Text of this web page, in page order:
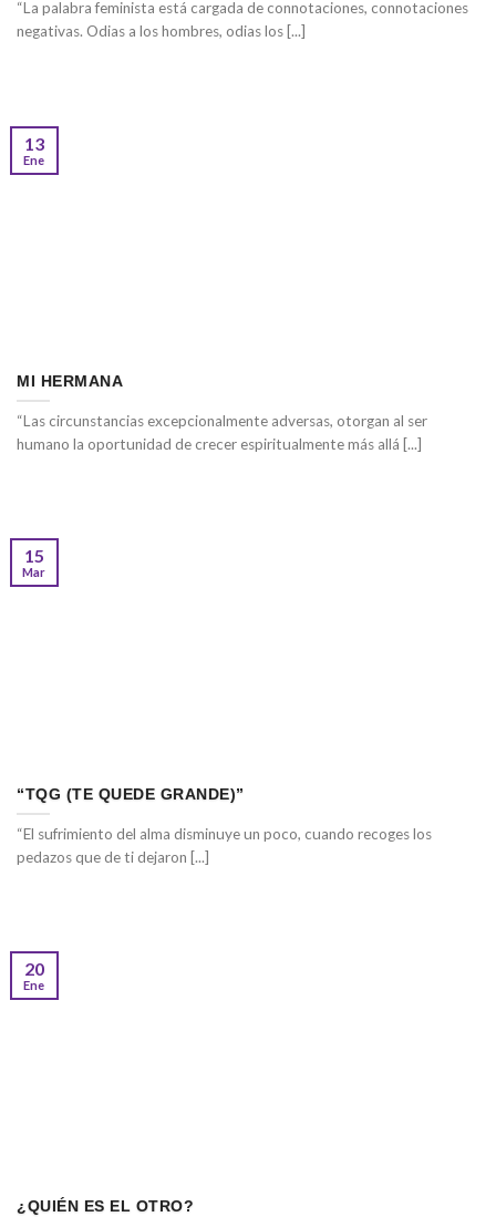
“La palabra feminista está cargada de connotaciones, connotaciones
negativas. Odias a los hombres, odias los [...]
MI HERMANA
“Las circunstancias excepcionalmente adversas, otorgan al ser
humano la oportunidad de crecer espiritualmente más allá [...]
13
Ene
“TQG (TE QUEDE GRANDE)”
“El sufrimiento del alma disminuye un poco, cuando recoges los
pedazos que de ti dejaron [...]
15
Mar
¿QUIÉN ES EL OTRO?
20
Ene